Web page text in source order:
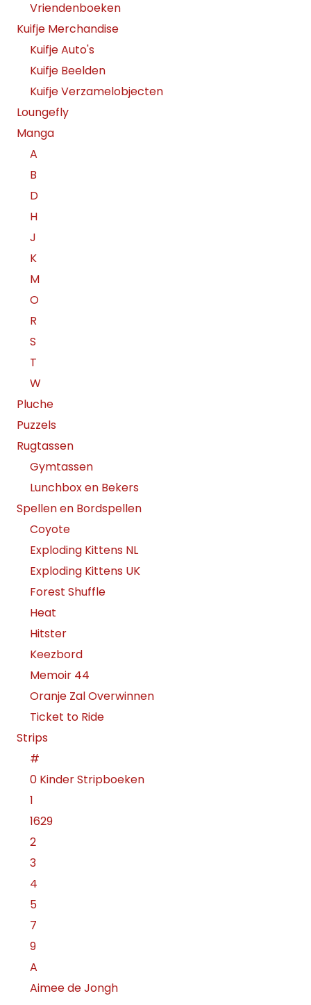
Vriendenboeken
Kuifje Merchandise
Kuifje Auto's
Kuifje Beelden
Kuifje Verzamelobjecten
Loungefly
Manga
A
B
D
H
J
K
M
O
R
S
T
W
Pluche
Puzzels
Rugtassen
Gymtassen
Lunchbox en Bekers
Spellen en Bordspellen
Coyote
Exploding Kittens NL
Exploding Kittens UK
Forest Shuffle
Heat
Hitster
Keezbord
Memoir 44
Oranje Zal Overwinnen
Ticket to Ride
Strips
#
0 Kinder Stripboeken
1
1629
2
3
4
5
7
9
A
Aimee de Jongh